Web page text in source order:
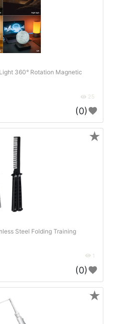
360° Rotation Magnetic
25
(0)
Steel Folding Training
1
(0)
★
★